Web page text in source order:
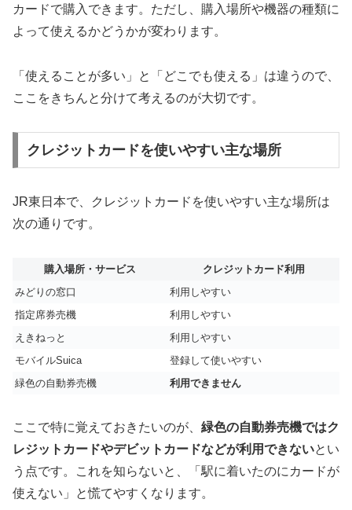
カードで購入できます。ただし、購入場所や機器の種類に
よって使えるかどうかが変わります。
「使えることが多い」と「どこでも使える」は違うので、
ここをきちんと分けて考えるのが大切です。
クレジットカードを使いやすい主な場所
JR東日本で、クレジットカードを使いやすい主な場所は
次の通りです。
購入場所・サービス
クレジットカード利用
みどりの窓口
利用しやすい
指定席券売機
利用しやすい
えきねっと
利用しやすい
モバイルSuica
登録して使いやすい
緑色の自動券売機
利用できません
ここで特に覚えておきたいのが、 緑色の自動券売機ではク
レジットカードやデビットカードなどが利用できないとい
う点です。これを知らないと、「駅に着いたのにカードが
使えない」と慌てやすくなります。